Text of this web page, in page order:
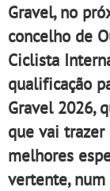
Gravel, no
concelho de
Ciclista
qualificação
Gravel 2026,
que vai
melhores
vertente,